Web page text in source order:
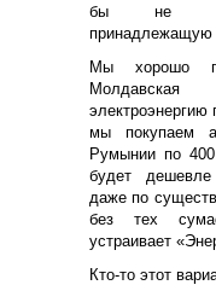
бы не
принадлежащую
Мы хорошо
мы покупаем
Румынии по
будет дешевле
даже по
без тех
устраивает
Кто-то этот